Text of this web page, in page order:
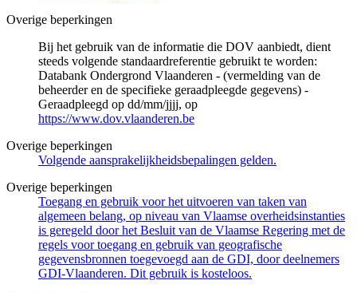
Overige beperkingen
Bij het gebruik van de informatie die DOV aanbiedt, dient
steeds volgende standaardreferentie gebruikt te worden:
Databank Ondergrond Vlaanderen - (vermelding van de
beheerder en de specifieke geraadpleegde gegevens) -
Geraadpleegd op dd/mm/jjjj, op
https://www.dov.vlaanderen.be
Overige beperkingen
Volgende aansprakelijkheidsbepalingen gelden.
Overige beperkingen
Toegang en gebruik voor het uitvoeren van taken van
algemeen belang, op niveau van Vlaamse overheidsinstanties
is geregeld door het Besluit van de Vlaamse Regering met de
regels voor toegang en gebruik van geografische
gegevensbronnen toegevoegd aan de GDI, door deelnemers
GDI-Vlaanderen. Dit gebruik is kosteloos.